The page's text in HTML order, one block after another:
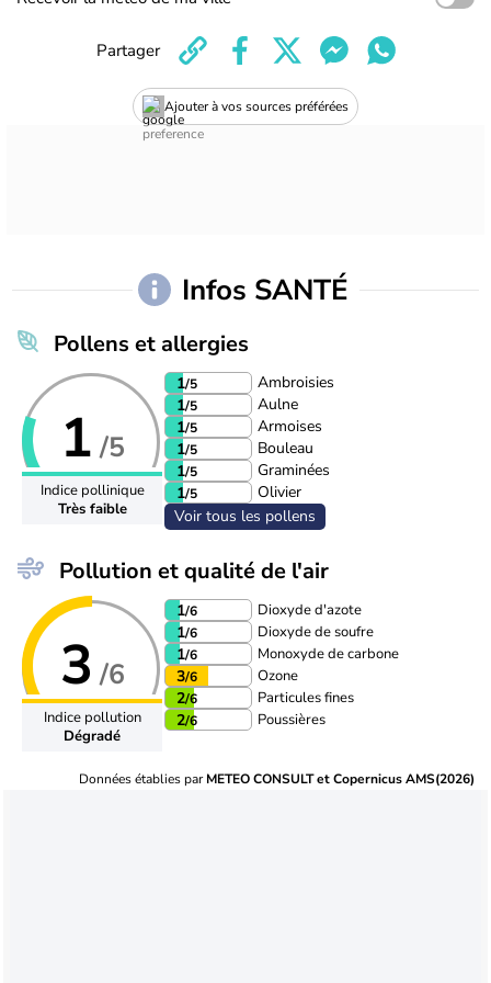
Ajouter à vos sources préférées
Partager
Infos SANTÉ
Pollens et allergies
1 /5
Indice pollinique
Très faible
1/5
Ambroisies
1/5
Aulne
1/5
Armoises
1/5
Bouleau
1/5
Graminées
1/5
Olivier
Voir tous les pollens
Pollution et qualité de l'air
3 /6
Indice pollution
Dégradé
1/6 Dioxyde d'azote
1/6 Dioxyde de soufre
1/6 Monoxyde de carbone
3/6 Ozone
2/6 Particules fines
2/6 Poussières
Données établies parMETEO CONSULT et Copernicus AMS(2026)